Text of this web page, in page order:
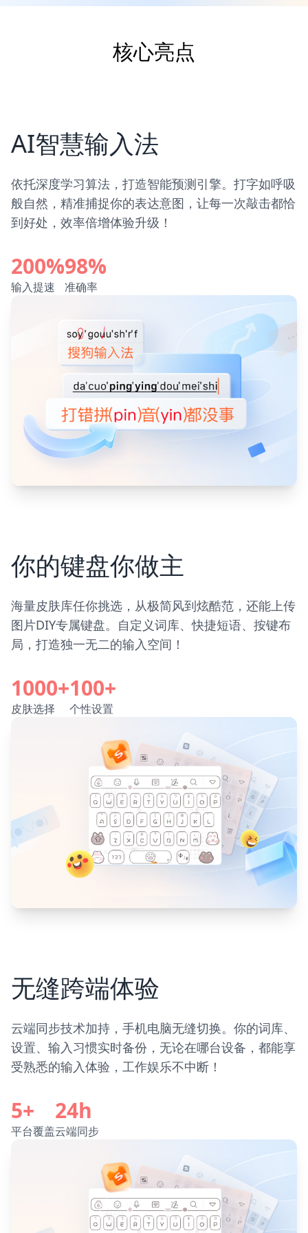
核心亮点
AI智慧输入法
依托深度学习算法，打造智能预测引擎。打字如呼吸
般自然，精准捕捉你的表达意图，让每一次敲击都恰
到好处，效率倍增体验升级！
200%
输入提速
98%
准确率
你的键盘你做主
海量皮肤库任你挑选，从极简风到炫酷范，还能上传
图片DIY专属键盘。自定义词库、快捷短语、按键布
局，打造独一无二的输入空间！
1000+
皮肤选择
100+
个性设置
无缝跨端体验
云端同步技术加持，手机电脑无缝切换。你的词库、
设置、输入习惯实时备份，无论在哪台设备，都能享
受熟悉的输入体验，工作娱乐不中断！
5+
平台覆盖
24h
云端同步